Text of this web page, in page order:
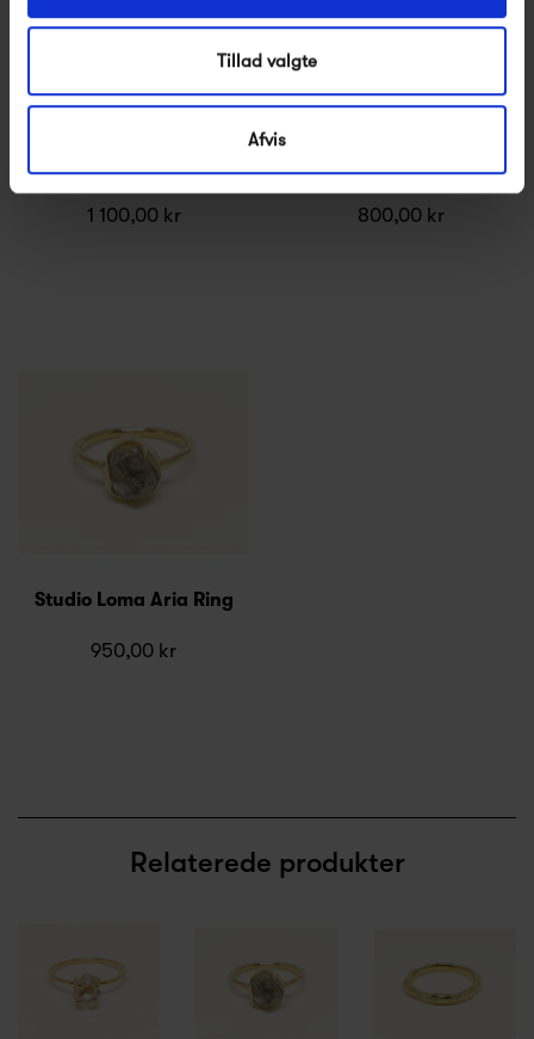
Tillad valgte
Afvis
1 100,00 kr 800,00 kr
Studio Loma Aria Ring
950,00 kr
Relaterede produkter